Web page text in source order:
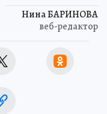
Нина БАРИНОВА
веб-редактор